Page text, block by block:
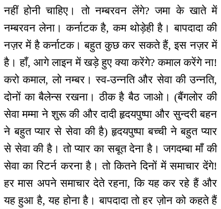
नहीं होनी चाहिए। तो नम्बरवन लेंगे? जमा के खाते में
नम्बरवन लेना। कर्नाटक है, कम थोड़ेही है। बापदादा की
नज़र में है कर्नाटक। बहुत कुछ कर सकते हैं, इस नज़र में
है। हाँ, आगे लाइन में खड़े हुए क्या करेंगे? कमाल करेंगे ना!
करो कमाल, लो नम्बर। स्व-उन्नति और सेवा की उन्नति,
दोनों का बैलेन्स रखना। ठीक है बैठ जाओ। (बैंगलोर की
सेवा मम्मा ने शुरू की और दादी हृदयपुष्पा और सुन्दरी बहन
ने बहुत प्यार से सेवा की है) हृदयपुष्पा बच्ची ने बहुत प्यार
से सेवा की है। तो प्यार का सबूत देना है। जगदम्बा माँ की
सेवा का रिटर्न करना है। तो कितने दिनों में समाचार देंगे!
हर मास अपने समाचार देते रहना, कि यह कर रहे हैं और
यह हुआ है, यह होना है। बापदादा तो हर ज़ोन को कहते हैं